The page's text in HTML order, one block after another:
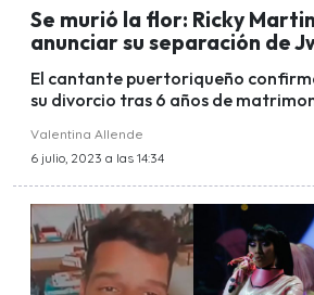
Se murió la flor: Ricky
anunciar su separación de
El cantante puertoriqueño
su divorcio tras 6 años de
Valentina Allende
6 julio, 2023 a las 14:34